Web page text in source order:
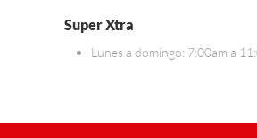
Super Xtra
Lunes a domingo: 7:00am a